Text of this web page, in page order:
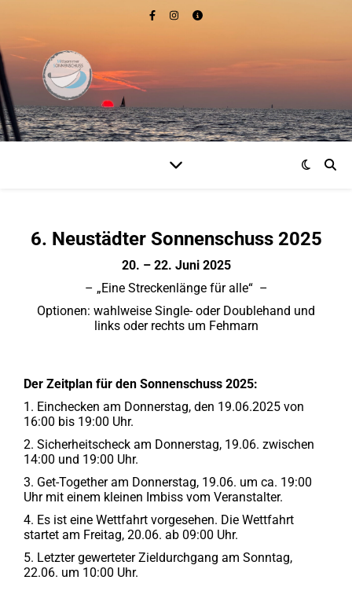
6. Neustädter Sonnenschuss 2025
20. – 22. Juni 2025
– „Eine Streckenlänge für alle“ –
Optionen: wahlweise Single- oder Doublehand und
links oder rechts um Fehmarn
Der Zeitplan für den Sonnenschuss 2025:
1. Einchecken am Donnerstag, den 19.06.2025 von
16:00 bis 19:00 Uhr.
2. Sicherheitscheck am Donnerstag, 19.06. zwischen
14:00 und 19:00 Uhr.
3. Get-Together am Donnerstag, 19.06. um ca. 19:00
Uhr mit einem kleinen Imbiss vom Veranstalter.
4. Es ist eine Wettfahrt vorgesehen. Die Wettfahrt
startet am Freitag, 20.06. ab 09:00 Uhr.
5. Letzter gewerteter Zieldurchgang am Sonntag,
22.06. um 10:00 Uhr.